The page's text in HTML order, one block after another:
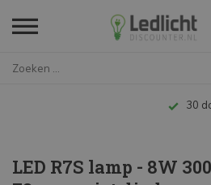
LED R7S lamp - 8W